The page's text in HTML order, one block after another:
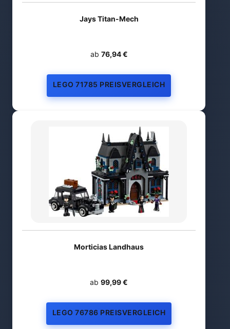
Jays Titan-Mech
ab 76,94 €
LEGO 71785 PREISVERGLEICH
Morticias Landhaus
ab 99,99 €
LEGO 76786 PREISVERGLEICH